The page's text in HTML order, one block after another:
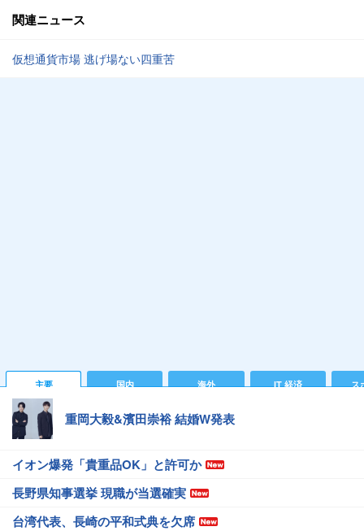
関連ニュース
仮想通貨市場 逃げ場ない四重苦
主要 国内 海外 IT 経済 ス
重岡大毅&濱田崇裕 結婚W発表
イオン爆発「貴重品OK」と許可か
長野県知事選挙 現職が当選確実
台湾代表、長崎の平和式典を欠席